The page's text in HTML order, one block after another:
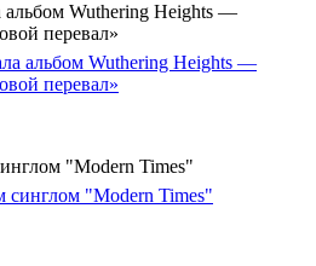
Wuthering Heights —
перевал»
"Modern Times"